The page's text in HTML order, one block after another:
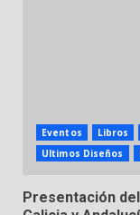
Eventos Libros
Ultimos Diseños
Presentación